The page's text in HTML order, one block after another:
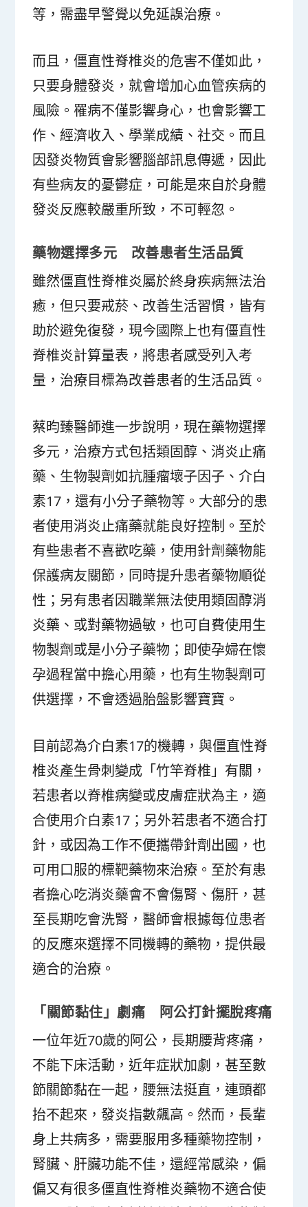
等，需盡早警覺以免延誤治療。
而且，僵直性脊椎炎的危害不僅如此，
只要身體發炎，就會增加心血管疾病的
風險。罹病不僅影響身心，也會影響工
作、經濟收入、學業成績、社交。而且
因發炎物質會影響腦部訊息傳遞，因此
有些病友的憂鬱症，可能是來自於身體
發炎反應較嚴重所致，不可輕忽。
藥物選擇多元 改善患者生活品質
雖然僵直性脊椎炎屬於終身疾病無法治
癒，但只要戒菸、改善生活習慣，皆有
助於避免復發，現今國際上也有僵直性
脊椎炎計算量表，將患者感受列入考
量，治療目標為改善患者的生活品質。
蔡昀臻醫師進一步說明，現在藥物選擇
多元，治療方式包括類固醇、消炎止痛
藥、生物製劑如抗腫瘤壞子因子、介白
素17，還有小分子藥物等。大部分的患
者使用消炎止痛藥就能良好控制。至於
有些患者不喜歡吃藥，使用針劑藥物能
保護病友關節，同時提升患者藥物順從
性；另有患者因職業無法使用類固醇消
炎藥、或對藥物過敏，也可自費使用生
物製劑或是小分子藥物；即使孕婦在懷
孕過程當中擔心用藥，也有生物製劑可
供選擇，不會透過胎盤影響寶寶。
目前認為介白素17的機轉，與僵直性脊
椎炎產生骨刺變成「竹竿脊椎」有關，
若患者以脊椎病變或皮膚症狀為主，適
合使用介白素17；另外若患者不適合打
針，或因為工作不便攜帶針劑出國，也
可用口服的標靶藥物來治療。至於有患
者擔心吃消炎藥會不會傷腎、傷肝，甚
至長期吃會洗腎，醫師會根據每位患者
的反應來選擇不同機轉的藥物，提供最
適合的治療。
「關節黏住」劇痛 阿公打針擺脫疼痛
一位年近70歲的阿公，長期腰背疼痛，
不能下床活動，近年症狀加劇，甚至數
節關節黏在一起，腰無法挺直，連頭都
抬不起來，發炎指數飆高。然而，長輩
身上共病多，需要服用多種藥物控制，
腎臟、肝臟功能不佳，還經常感染，偏
偏又有很多僵直性脊椎炎藥物不適合使